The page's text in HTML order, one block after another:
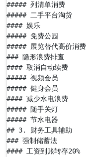
##### 列清单消费
##### 二手平台淘货
#### 娱乐
##### 免费公园
##### 展览替代高价消费
### 隐形浪费排查
#### 取消自动续费
##### 视频会员
##### 健身会员
#### 减少水电浪费
##### 随手关灯
##### 节水电器
## 3. 财务工具辅助
### 强制储蓄法
#### 工资到账转存20%